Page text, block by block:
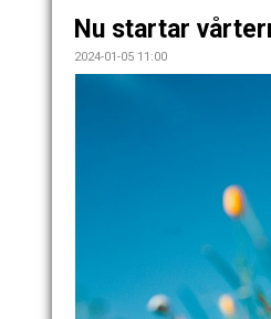
Nu startar
2024-01-05 11:00